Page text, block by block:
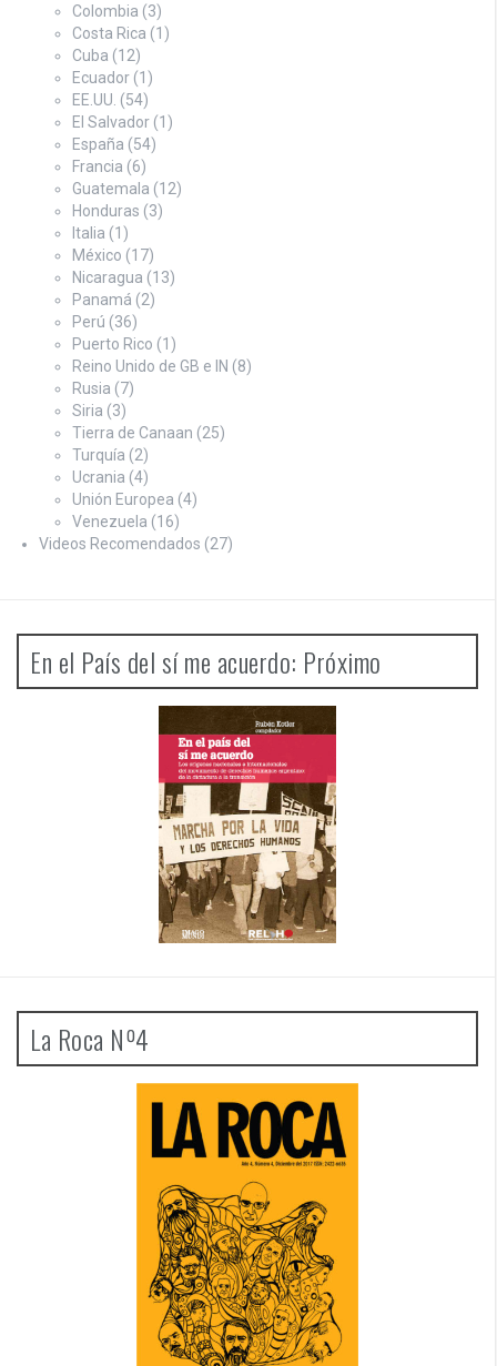
Colombia (3)
Costa Rica (1)
Cuba (12)
Ecuador (1)
EE.UU. (54)
El Salvador (1)
España (54)
Francia (6)
Guatemala (12)
Honduras (3)
Italia (1)
México (17)
Nicaragua (13)
Panamá (2)
Perú (36)
Puerto Rico (1)
Reino Unido de GB e IN (8)
Rusia (7)
Siria (3)
Tierra de Canaan (25)
Turquía (2)
Ucrania (4)
Unión Europea (4)
Venezuela (16)
Videos Recomendados (27)
En el País del sí me acuerdo: Próximo
La Roca Nº4